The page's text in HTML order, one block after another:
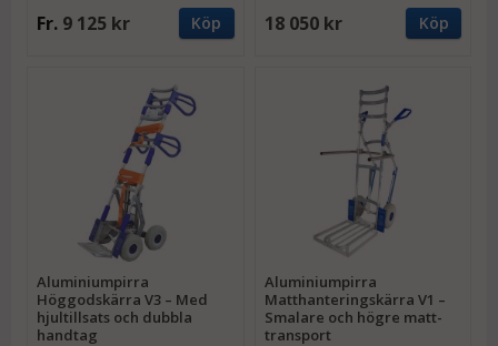
Fr. 9 125 kr Köp 18 050 kr Köp
Aluminiumpirra
Höggodskärra V3 – Med
hjultillsats och dubbla
handtag
Aluminiumpirra
Matthanteringskärra V1 –
Smalare och högre matt-
transport